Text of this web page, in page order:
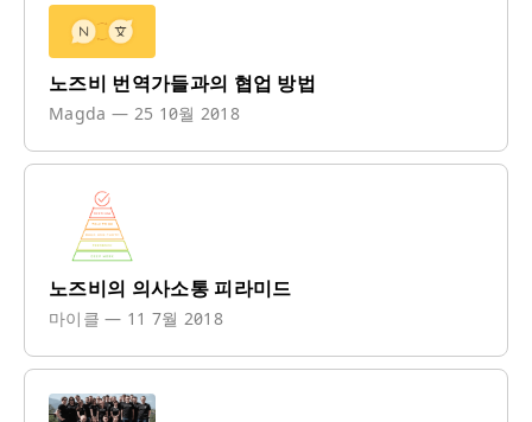
노즈비 번역가들과의 협업 방법
Magda — 25 10월 2018
노즈비의 의사소통 피라미드
마이클— 11 7월 2018